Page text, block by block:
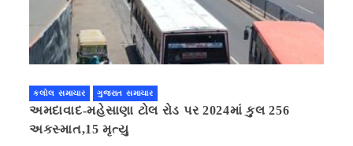
કલોલ સમાચાર ગુજરાત સમાચાર
અમદાવાદ-મહેસાણા ટોલ રોડ પર 2024માં કુલ 256
અકસ્માત,15 મૃત્યુ